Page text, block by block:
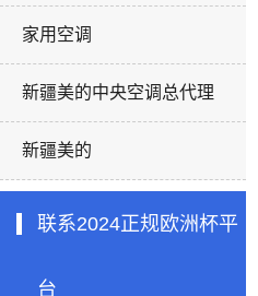
家用空调
新疆美的中央空调总代理
新疆美的
联系2024正规欧洲杯平
台